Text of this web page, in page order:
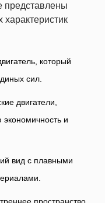
представлены
который
сил.
двигатели,
и
вид с плавными